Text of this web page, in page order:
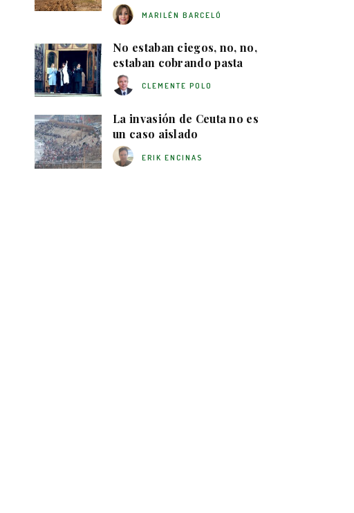
MARILÉN BARCELÓ
No estaban ciegos, no, no,
estaban cobrando pasta
CLEMENTE POLO
La invasión de Ceuta no es
un caso aislado
ERIK ENCINAS